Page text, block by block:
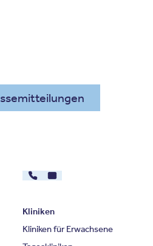
030 - 26478607
Kontakt
Kliniken
Kliniken für Erwachsene